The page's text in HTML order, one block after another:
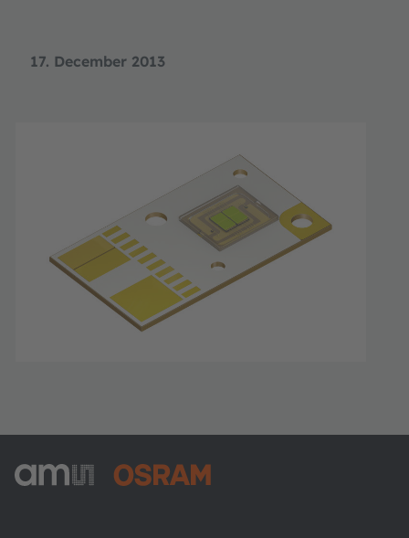
17. December 2013